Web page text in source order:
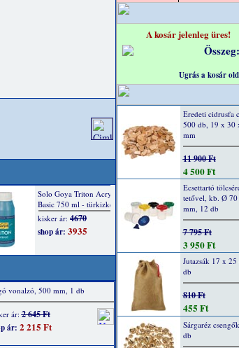
vonalzó, 500 mm, 1 db
ár:2 645 Ft
ár: 2 215 Ft
A kosár jelenleg üres!
Összeg:
Ugrás a kosár
Eredeti cidrusfa
500 db, 19 x 30
mm
11 900 Ft
4 500 Ft
Ecsettartó
tetővel, kb. Ø
mm, 12 db
7 795 Ft
3 950 Ft
Jutazsák 17 x 25
db
810 Ft
455 Ft
Sárgaréz
db